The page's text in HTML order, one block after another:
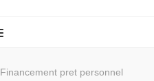
Financement pret personnel